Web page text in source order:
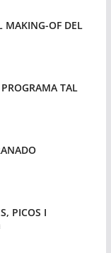
MAKING-OF DEL
TAL
PICOS I